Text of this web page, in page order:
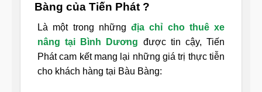
Bàng của Tiến Phát ?
Là một trong những địa chỉ cho thuê xe
nâng tại Bình Dương được tin cậy, Tiến
Phát cam kết mang lại những giá trị thực tiễn
cho khách hàng tại Bàu Bàng: